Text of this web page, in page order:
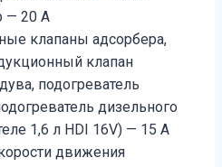
— 20 А
клапаны адсорбера,
клапан
подогреватель
дизельного
1,6 л HDI 16V) — 15 А
движения